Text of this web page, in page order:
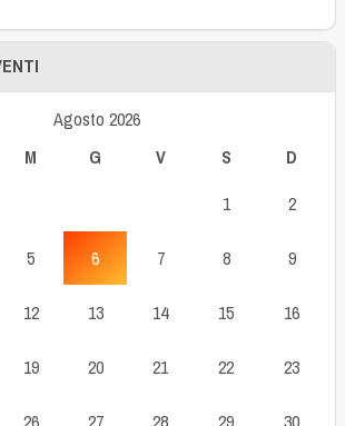
Agosto 2026
M G V S D
1 2
5 6 7 8 9
12 13 14 15 16
19 20 21 22 23